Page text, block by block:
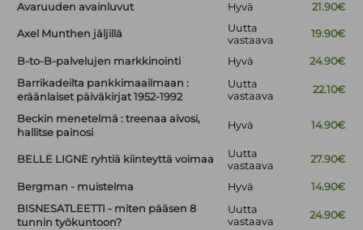
Avaruuden avainluvut Hyvä 21.90€
Axel Munthen jäljillä
Uutta
vastaava
19.90€
B-to-B-palvelujen markkinointi Hyvä
24.90€
Barrikadeilta pankkimaailmaan :
eräänlaiset päiväkirjat 1952-1992
Uutta
vastaava
22.10€
Beckin menetelmä : treenaa aivosi,
hallitse painosi
Hyvä 14.90€
BELLE LIGNE ryhtiä kiinteyttä voimaa
Uutta
vastaava
27.90€
Bergman - muistelma Hyvä
14.90€
BISNESATLEETTI - miten pääsen 8
tunnin työkuntoon?
Uutta
vastaava
24.90€